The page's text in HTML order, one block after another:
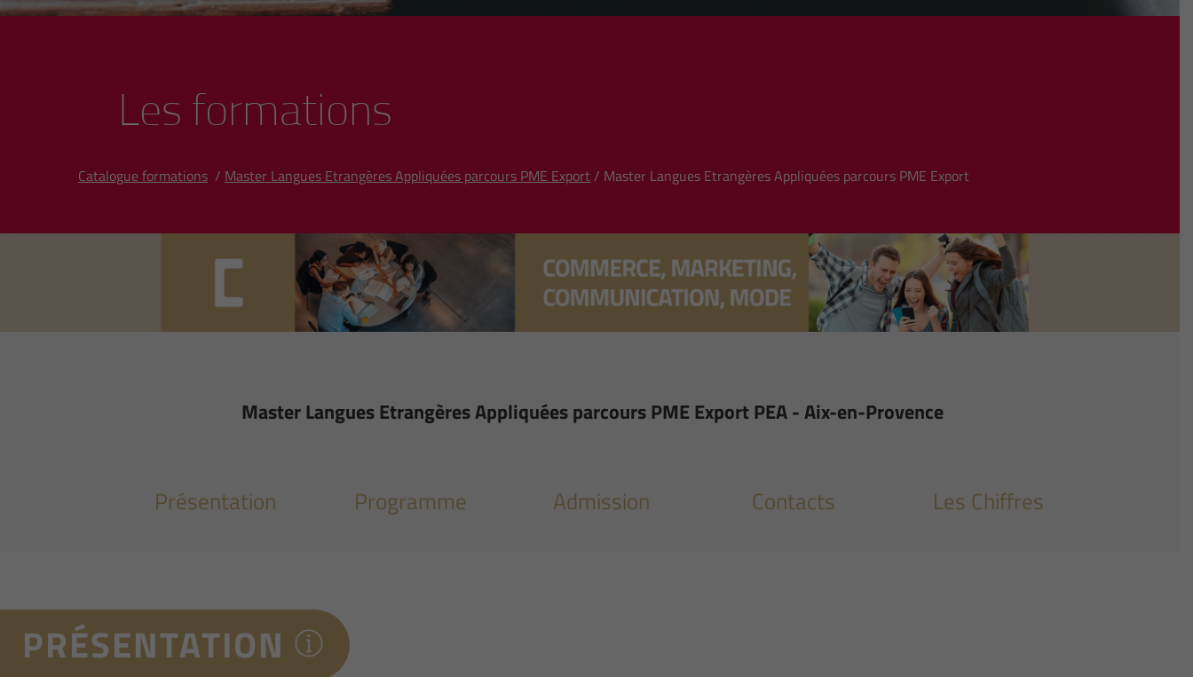
Les formations
Catalogue formations/ Master Langues Etrangères Appliquées parcours PME Export/ Master Langues Etrangères Appliquées parcours PME Export
Master Langues Etrangères Appliquées parcours PME Export PEA - Aix-en-Provence
Présentation Programme Admission Contacts Les Chiffres
PRÉSENTATION